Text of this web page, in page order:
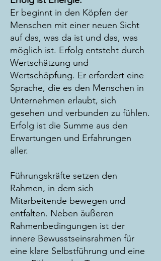
Er beginnt in den Köpfen der
Menschen mit einer neuen Sicht
auf das, was da ist und das, was
möglich ist. Erfolg entsteht durch
Wertschätzung und
Wertschöpfung. Er erfordert eine
Sprache, die es den Menschen in
Unternehmen erlaubt, sich
gesehen und verbunden zu fühlen.
Erfolg ist die Summe aus den
Erwartungen und Erfahrungen
aller.
Führungskräfte setzen den
Rahmen, in dem sich
Mitarbeitende bewegen und
entfalten. Neben äußeren
Rahmenbedingungen ist der
innere Bewusstseinsrahmen für
eine klare Selbstführung und eine